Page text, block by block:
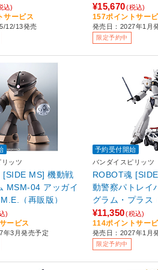
込)
サービス
12/13発売
¥15,670(税込)
157ポイントサー
発売日：2027年1月
限定予約中
リッツ
[SIDE MS] 機動戦
MSM-04 アッガイ
（再販版）
)
ービス
年3月発売予定
予約受付開始
バンダイスピリッツ
ROBOT魂
動警察パトレイ
グラム・プラス
2号機
¥11,350(税込)
114ポイントサー
発売日：2027年1月
限定予約中